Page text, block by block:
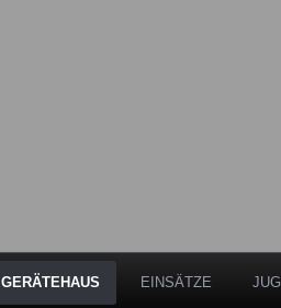
GERÄTEHAUS EINSÄTZE